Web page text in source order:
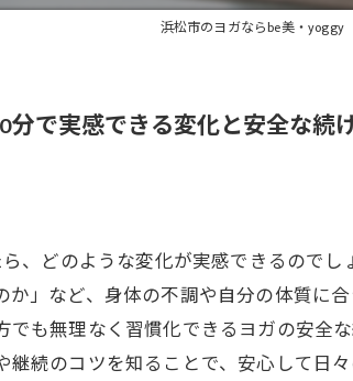
浜松市のヨガならbe美・yoggy
分で実感できる変化と安全な続
、どのような変化が実感できるので
」など、身体の不調や自分の体質に
も無理なく習慣化できるヨガの安全
続のコツを知ることで、安心して日